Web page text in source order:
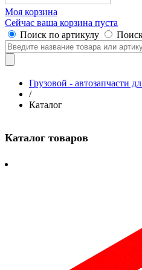
Моя корзина
Сейчас ваша корзина пуста
Поиск по артикулу
Грузовой - автозапчасти
/
Каталог
Каталог товаров